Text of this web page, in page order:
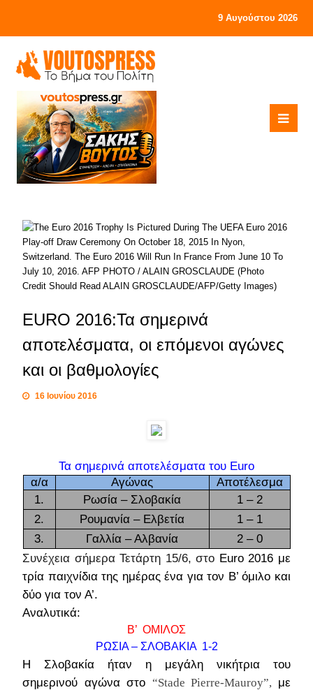
9 Αυγούστου 2026
EURO 2016:Τα σημερινά
αποτελέσματα, οι επόμενοι αγώνες
και οι βαθμολογίες
16 Ιουνίου 2016
Τα σημερινά αποτελέσματα του Euro
α/α
Αγώνας
Αποτέλεσμα
1.
Ρωσία – Σλοβακία
1 – 2
2.
Ρουμανία – Ελβετία
1 – 1
3. Γαλλία – Αλβανία
2 – 0
Συνέχεια σήμερα Τετάρτη 15/6, στο Euro 2016 με
τρία παιχνίδια της ημέρας ένα για τον Β’ όμιλο και
δύο για τον Α’.
Αναλυτικά:
Β’ ΟΜΙΛΟΣ
ΡΩΣΙΑ – ΣΛΟΒΑΚΙΑ 1-2
Η Σλοβακία ήταν η μεγάλη νικήτρια του
σημερινού αγώνα στο “Stade Pierre-Mauroy”, με